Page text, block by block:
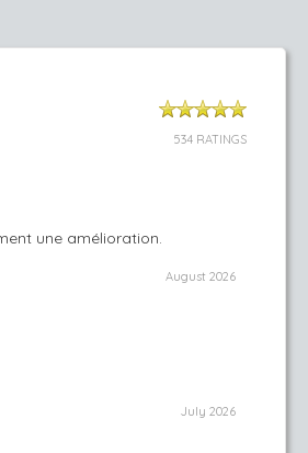
534 RATINGS
une amélioration.
August 2026
July 2026